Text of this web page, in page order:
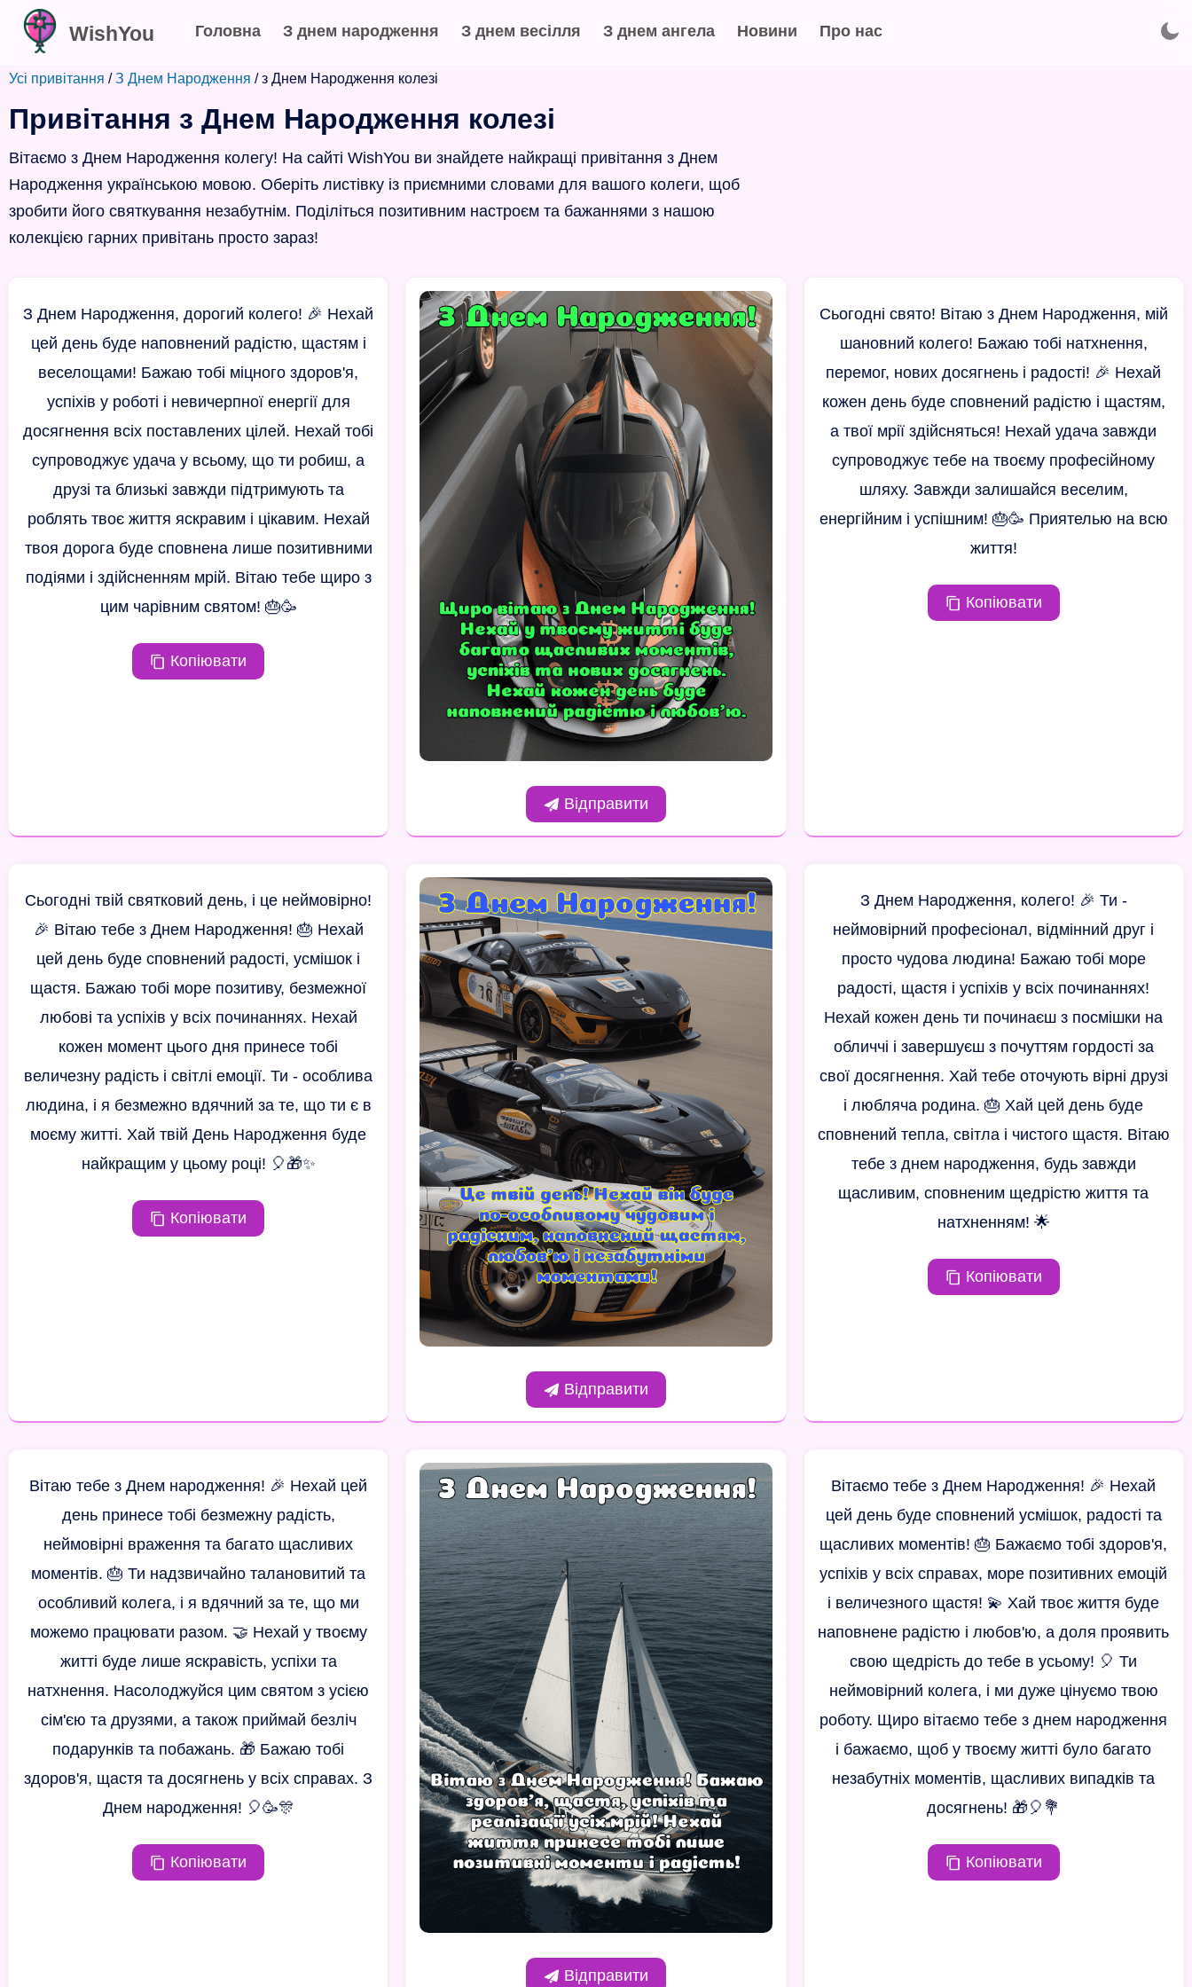
WishYou Головна З днем народження З днем весілля З днем ангела Новини Про нас
Усі привітання /З Днем Народження / з Днем Народження колезі
Привітання з Днем Народження колезі
Вітаємо з Днем Народження колегу! На сайті WishYou ви знайдете найкращі привітання з Днем
Народження українською мовою. Оберіть листівку із приємними словами для вашого колеги, щоб
зробити його святкування незабутнім. Поділіться позитивним настроєм та бажаннями з нашою
колекцією гарних привітань просто зараз!
З Днем Народження, дорогий колего! 🎉 Нехай
цей день буде наповнений радістю, щастям і
веселощами! Бажаю тобі міцного здоров'я,
успіхів у роботі і невичерпної енергії для
досягнення всіх поставлених цілей. Нехай тобі
супроводжує удача у всьому, що ти робиш, а
друзі та близькі завжди підтримують та
роблять твоє життя яскравим і цікавим. Нехай
твоя дорога буде сповнена лише позитивними
подіями і здійсненням мрій. Вітаю тебе щиро з
цим чарівним святом! 🎂🥳
Копіювати
Відправити
Сьогодні свято! Вітаю з Днем Народження, мій
шановний колего! Бажаю тобі натхнення,
перемог, нових досягнень і радості! 🎉 Нехай
кожен день буде сповнений радістю і щастям,
а твої мрії здійсняться! Нехай удача завжди
супроводжує тебе на твоєму професійному
шляху. Завжди залишайся веселим,
енергійним і успішним! 🎂🥳 Приятелью на всю
життя!
Копіювати
Сьогодні твій святковий день, і це неймовірно!
🎉 Вітаю тебе з Днем Народження! 🎂 Нехай
цей день буде сповнений радості, усмішок і
щастя. Бажаю тобі море позитиву, безмежної
любові та успіхів у всіх починаннях. Нехай
кожен момент цього дня принесе тобі
величезну радість і світлі емоції. Ти - особлива
людина, і я безмежно вдячний за те, що ти є в
моєму житті. Хай твій День Народження буде
найкращим у цьому році! 🎈🎁✨
Копіювати
Відправити
З Днем Народження, колего! 🎉 Ти -
неймовірний професіонал, відмінний друг і
просто чудова людина! Бажаю тобі море
радості, щастя і успіхів у всіх починаннях!
Нехай кожен день ти починаєш з посмішки на
обличчі і завершуєш з почуттям гордості за
свої досягнення. Хай тебе оточують вірні друзі
і любляча родина. 🎂 Хай цей день буде
сповнений тепла, світла і чистого щастя. Вітаю
тебе з днем народження, будь завжди
щасливим, сповненим щедрістю життя та
натхненням! 🌟
Копіювати
Вітаю тебе з Днем народження! 🎉 Нехай цей
день принесе тобі безмежну радість,
неймовірні враження та багато щасливих
моментів. 🎂 Ти надзвичайно талановитий та
особливий колега, і я вдячний за те, що ми
можемо працювати разом. 🤝 Нехай у твоєму
житті буде лише яскравість, успіхи та
натхнення. Насолоджуйся цим святом з усією
сім'єю та друзями, а також приймай безліч
подарунків та побажань. 🎁 Бажаю тобі
здоров'я, щастя та досягнень у всіх справах. З
Днем народження! 🎈🥳🎊
Копіювати
Відправити
Вітаємо тебе з Днем Народження! 🎉 Нехай
цей день буде сповнений усмішок, радості та
щасливих моментів! 🎂 Бажаємо тобі здоров'я,
успіхів у всіх справах, море позитивних емоцій
і величезного щастя! 💫 Хай твоє життя буде
наповнене радістю і любов'ю, а доля проявить
свою щедрість до тебе в усьому! 🎈 Ти
неймовірний колега, і ми дуже цінуємо твою
роботу. Щиро вітаємо тебе з днем народження
і бажаємо, щоб у твоєму житті було багато
незабутніх моментів, щасливих випадків та
досягнень! 🎁🎈💐
Копіювати